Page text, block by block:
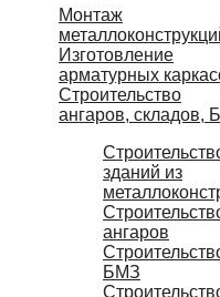
Монтаж
Изготовление
арматурных
Строительство
ангаров, складов,
зданий из
ангаров
БМЗ